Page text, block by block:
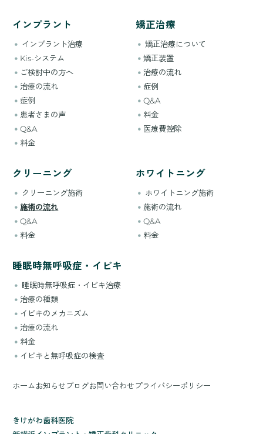
インプラント
インプラント治療
Kis-システム
ご検討中の方へ
治療の流れ
症例
患者さまの声
Q&A
料金
矯正治療
矯正治療について
矯正装置
治療の流れ
症例
Q&A
料金
医療費控除
クリーニング
クリーニング施術
施術の流れ
Q&A
料金
ホワイトニング
ホワイトニング施術
施術の流れ
Q&A
料金
睡眠時無呼吸症・イビキ
睡眠時無呼吸症・イビキ治療
治療の種類
イビキのメカニズム
治療の流れ
料金
イビキと無呼吸症の検査
ホームお知らせブログお問い合わせプライバシーポリシー
きけがわ歯科医院